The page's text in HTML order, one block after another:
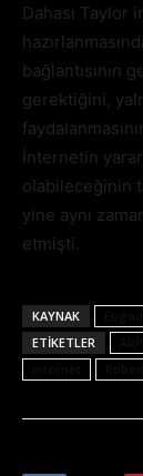
Dahası Taylor
bağlantısının
gerektiğini,
İnternetin
olabileceğinin
yine aynı
etmişti.
KAYNAK
ETIKETLER